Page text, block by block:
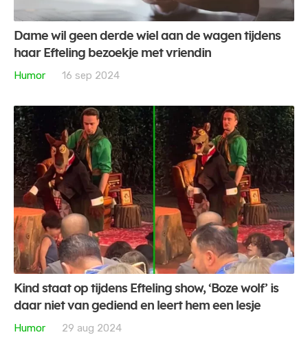
Dame wil geen derde wiel aan de wagen tijdens
haar Efteling bezoekje met vriendin
Humor
16 sep 2024
Kind staat op tijdens Efteling show, ‘Boze wolf’ is
daar niet van gediend en leert hem een lesje
Humor
29 aug 2024